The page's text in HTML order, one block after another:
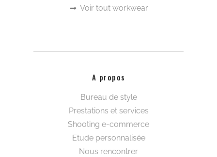
Voir tout workwear
A propos
Bureau de style
Prestations et services
Shooting e-commerce
Etude personnalisée
Nous rencontrer